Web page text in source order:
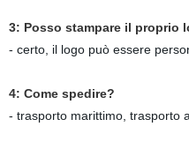
3: Posso stampare il proprio
- certo, il logo può essere
4: Come spedire?
- trasporto marittimo, trasporto